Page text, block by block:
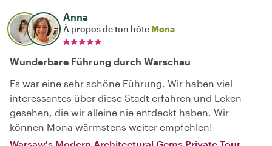
Anna
À propos de ton hôte Mona
Wunderbare Führung durch Warschau
Es war eine sehr schöne Führung. Wir haben viel
interessantes über diese Stadt erfahren und Ecken
gesehen, die wir alleine nie entdeckt haben. Wir
können Mona wärmstens weiter empfehlen!